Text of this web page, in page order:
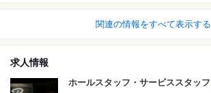
関連の情報をすべて表示する
求人情報
ホールスタッフ・サービススタッフ